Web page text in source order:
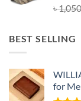
৳1,050
BEST SELLING
for